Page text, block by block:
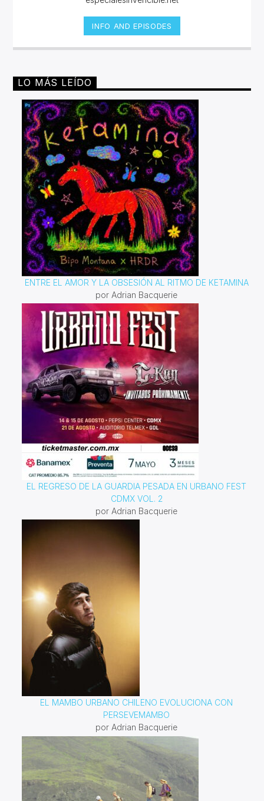
INFO AND EPISODES
LO MÁS LEÍDO
ENTRE EL AMOR Y LA OBSESIÓN AL RITMO DE KETAMINA
por Adrian Bacquerie
EL REGRESO DE LA GUARDIA PESADA EN URBANO FEST
CDMX VOL. 2
por Adrian Bacquerie
EL MAMBO URBANO CHILENO EVOLUCIONA CON
PERSEVEMAMBO
por Adrian Bacquerie